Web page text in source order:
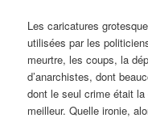
Les caricatures
utilisées par les
meurtre, les coups, la
d’anarchistes, dont
dont le seul crime était
meilleur. Quelle ironie,